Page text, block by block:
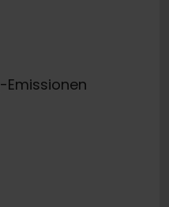
-Emissionen